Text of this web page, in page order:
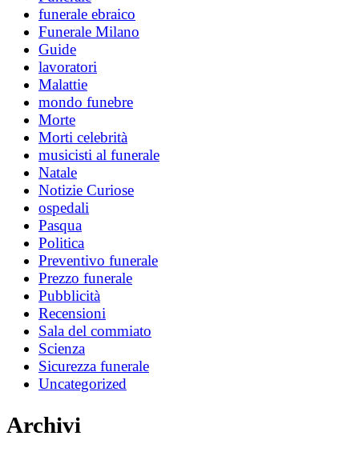
funerale ebraico
Funerale Milano
Guide
lavoratori
Malattie
mondo funebre
Morte
Morti celebrità
musicisti al funerale
Natale
Notizie Curiose
ospedali
Pasqua
Politica
Preventivo funerale
Prezzo funerale
Pubblicità
Recensioni
Sala del commiato
Scienza
Sicurezza funerale
Uncategorized
Archivi